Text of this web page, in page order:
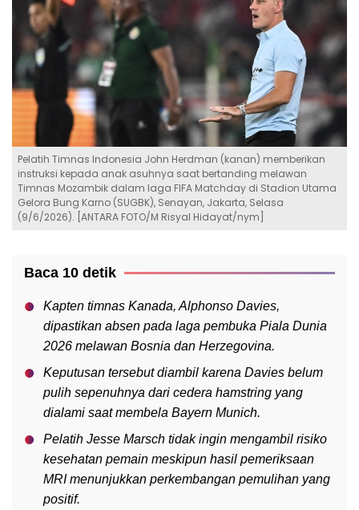
Pelatih Timnas Indonesia John Herdman (kanan) memberikan
instruksi kepada anak asuhnya saat bertanding melawan
Timnas Mozambik dalam laga FIFA Matchday di Stadion Utama
Gelora Bung Karno (SUGBK), Senayan, Jakarta, Selasa
(9/6/2026). [ANTARA FOTO/M Risyal Hidayat/nym]
Baca 10 detik
Kapten timnas Kanada, Alphonso Davies,
dipastikan absen pada laga pembuka Piala Dunia
2026 melawan Bosnia dan Herzegovina.
Keputusan tersebut diambil karena Davies belum
pulih sepenuhnya dari cedera hamstring yang
dialami saat membela Bayern Munich.
Pelatih Jesse Marsch tidak ingin mengambil risiko
kesehatan pemain meskipun hasil pemeriksaan
MRI menunjukkan perkembangan pemulihan yang
positif.